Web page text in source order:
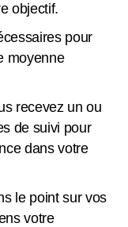
objectif.
pour
moyenne
recevez un ou
de suivi pour
dans votre
le point sur vos
votre